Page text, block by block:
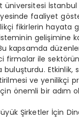
üniversitesi
faaliyet
fikirlerin hayata
gelişimine
kapsamda
firmalar ile
buluşturdu. Etkinlik,
ve yenilikçi
önemli bir adım
Şirketler İçin